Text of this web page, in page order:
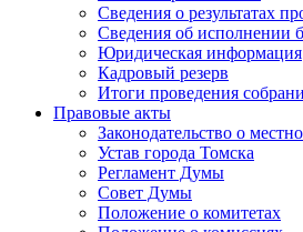
Сведения о результатах
Сведения об исполнении
Юридическая информация
Кадровый резерв
Итоги проведения
Правовые акты
Законодательство о
Устав города Томска
Регламент Думы
Совет Думы
Положение о комитетах